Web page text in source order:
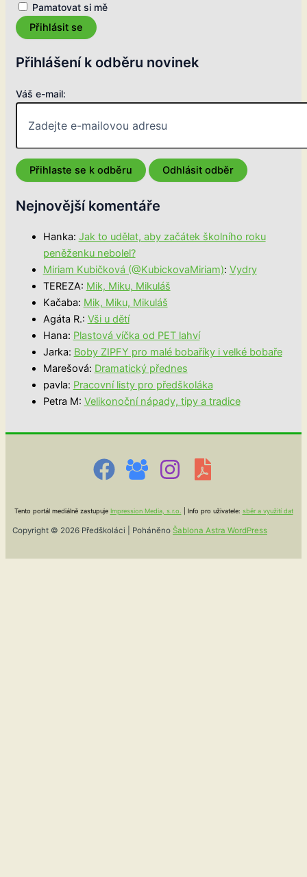
Pamatovat si mě
Přihlásit se
Přihlášení k odběru novinek
Váš e-mail:
Nejnovější komentáře
Hanka: Jak to udělat, aby začátek školního roku
peněženku nebolel?
Miriam Kubičková (@KubickovaMiriam): Vydry
TEREZA: Mik, Miku, Mikuláš
Kačaba: Mik, Miku, Mikuláš
Agáta R.: Vši u dětí
Hana: Plastová víčka od PET lahví
Jarka: Boby ZIPFY pro malé bobaříky i velké bobaře
Marešová: Dramatický přednes
pavla: Pracovní listy pro předškoláka
Petra M: Velikonoční nápady, tipy a tradice
Tento portál mediálně zastupuje Impression Media, s.r.o. | Info pro uživatele: sběr a využití dat
Copyright © 2026 Předškoláci | Poháněno Šablona Astra WordPress